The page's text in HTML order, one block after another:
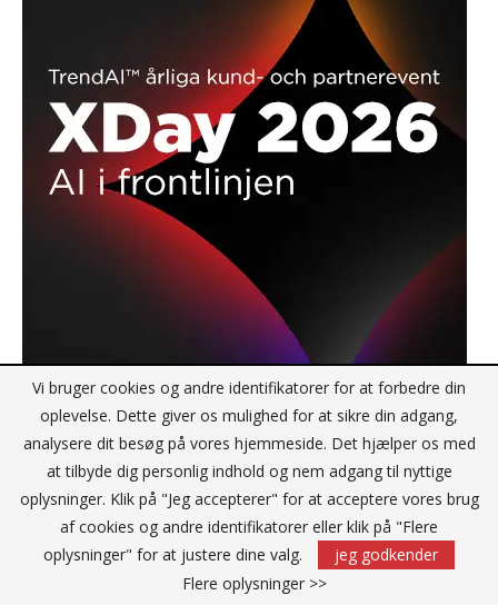
NYHEDSBREV JA TAK
Vi bruger cookies og andre identifikatorer for at forbedre din
oplevelse. Dette giver os mulighed for at sikre din adgang,
analysere dit besøg på vores hjemmeside. Det hjælper os med
at tilbyde dig personlig indhold og nem adgang til nyttige
oplysninger. Klik på "Jeg accepterer" for at acceptere vores brug
af cookies og andre identifikatorer eller klik på "Flere
oplysninger" for at justere dine valg.
jeg godkender
Flere oplysninger >>